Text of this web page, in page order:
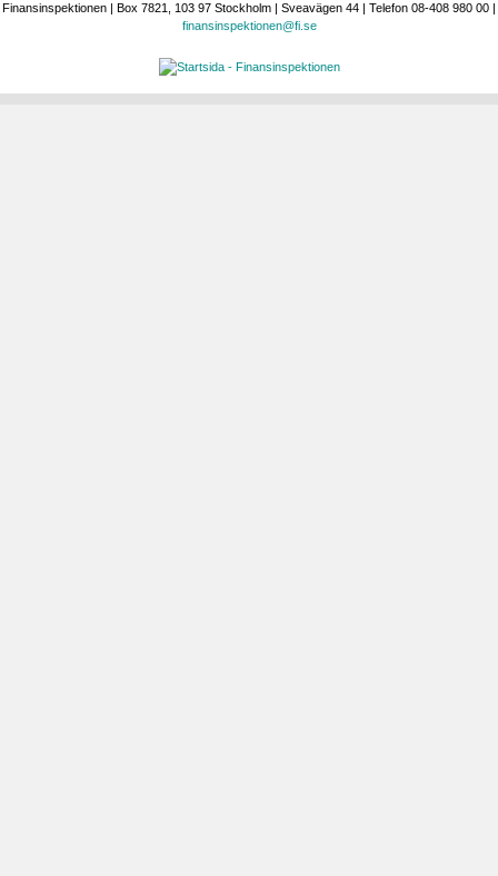
Finansinspektionen | Box 7821, 103 97 Stockholm | Sveavägen 44 | Telefon 08-408 980 00 |
finansinspektionen@fi.se